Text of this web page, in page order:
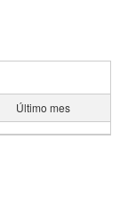
Último mes